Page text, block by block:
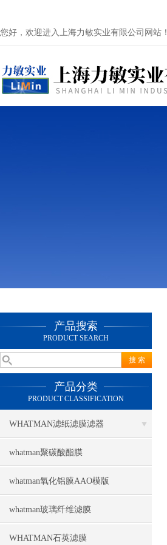
您好，欢迎进入上海力敏实业有限公司网站！
产品搜索
PRODUCT SEARCH
产品分类
PRODUCT CLASSIFICATION
WHATMAN滤纸滤膜滤器
whatman聚碳酸酯膜
whatman氧化铝膜AAO模版
whatman玻璃纤维滤膜
WHATMAN石英滤膜